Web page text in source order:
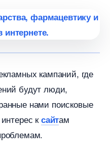
кампаний, где
будут люди,
нами поисковые
ксайтам